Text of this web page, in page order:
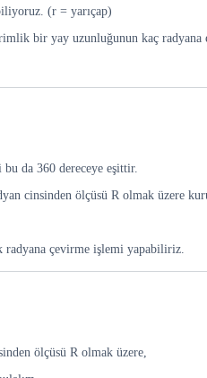
(r = yarıçap)
bir yay uzunluğunun kaç
da 360 dereceye eşittir.
cinsinden ölçüsü R olmak üzere
çevirme işlemi yapabiliriz.
ölçüsü R olmak üzere,